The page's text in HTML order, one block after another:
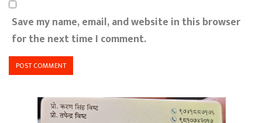
Save my name, email, and website in this browser
for the next time I comment.